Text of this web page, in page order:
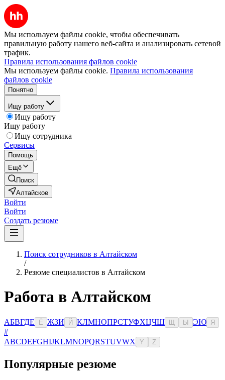
Мы используем файлы cookie, чтобы обеспечивать
правильную работу нашего веб-сайта и анализировать сетевой
трафик.
Правила использования файлов cookie
Мы используем файлы cookie. Правила использования
файлов cookie
Понятно
Ищу работу
Ищу работу
Ищу работу
Ищу сотрудника
Сервисы
Помощь
Ещё
Поиск
Алтайское
Войти
Войти
Создать резюме
Поиск сотрудников в Алтайском
/
Резюме специалистов в Алтайском
Работа в Алтайском
АБВГДЕ Ё ЖЗИ Й КЛМНОПРСТУФХЦЧШ Ы ЭЮ Я
#
ABCDEFGHIJKLMNOPQRSTUVWX Y Z
Популярные резюме